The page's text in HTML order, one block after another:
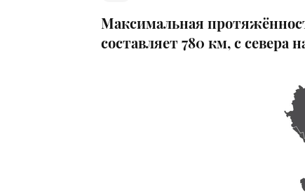
Максимальная
составляет 780 км, с севера